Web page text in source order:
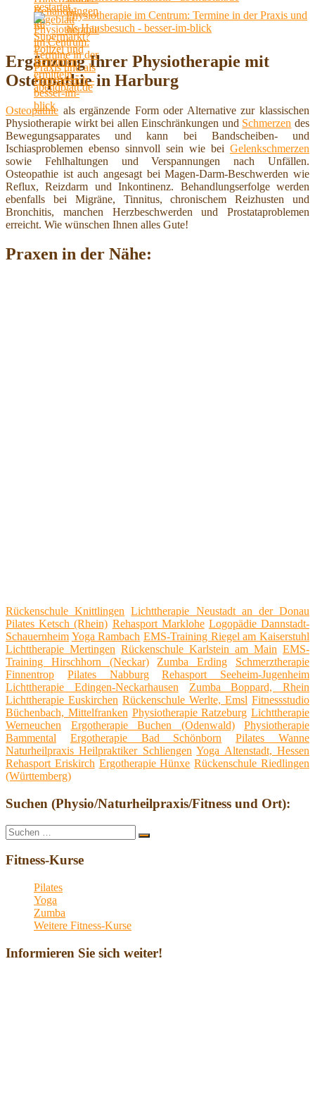
Physiotherapie im Centrum: Termine in der Praxis und
als Hausbesuch - besser-im-blick
Ergänzung Ihrer Physiotherapie mit
Osteopathie in Harburg
Osteopathie als ergänzende Form oder Alternative zur klassischen
Physiotherapie wirkt bei allen Einschränkungen und Schmerzen des
Bewegungsapparates und kann bei Bandscheiben- und
Ischiasproblemen ebenso sinnvoll sein wie bei Gelenkschmerzen
sowie Fehlhaltungen und Verspannungen nach Unfällen.
Osteopathie ist auch angesagt bei Magen-Darm-Beschwerden wie
Reflux, Reizdarm und Inkontinenz. Behandlungserfolge werden
ebenfalls bei Migräne, Tinnitus, chronischem Reizhusten und
Bronchitis, manchen Herzbeschwerden und Prostataproblemen
erreicht. Wie wünschen Ihnen alles Gute!
Praxen in der Nähe:
Rückenschule Knittlingen
Lichttherapie Neustadt an der Donau
Pilates Ketsch (Rhein) Rehasport Marklohe Logopädie Dannstadt-
Schauernheim Yoga Rambach EMS-Training Riegel am Kaiserstuhl
Lichttherapie Mertingen Rückenschule Karlstein am Main EMS-
Training Hirschhorn (Neckar)
Zumba Erding
Schmerztherapie
Finnentrop
Pilates Nabburg
Rehasport Seeheim-Jugenheim
Lichttherapie Edingen-Neckarhausen
Zumba Boppard, Rhein
Lichttherapie Euskirchen Rückenschule Werlte, Emsl Fitnessstudio
Büchenbach, Mittelfranken Physiotherapie Ratzeburg Lichttherapie
Werneuchen
Ergotherapie Buchen (Odenwald)
Physiotherapie
Bammental
Ergotherapie Bad Schönborn
Pilates Wanne
Naturheilpraxis Heilpraktiker Schliengen Yoga Altenstadt, Hessen
Rehasport Eriskirch Ergotherapie Hünxe Rückenschule Riedlingen
(Württemberg)
Suchen (Physio/Naturheilpraxis/Fitness und Ort):
Suche
nach:
Suchen
Fitness-Kurse
Pilates
Yoga
Zumba
Weitere Fitness-Kurse
Informieren Sie sich weiter!